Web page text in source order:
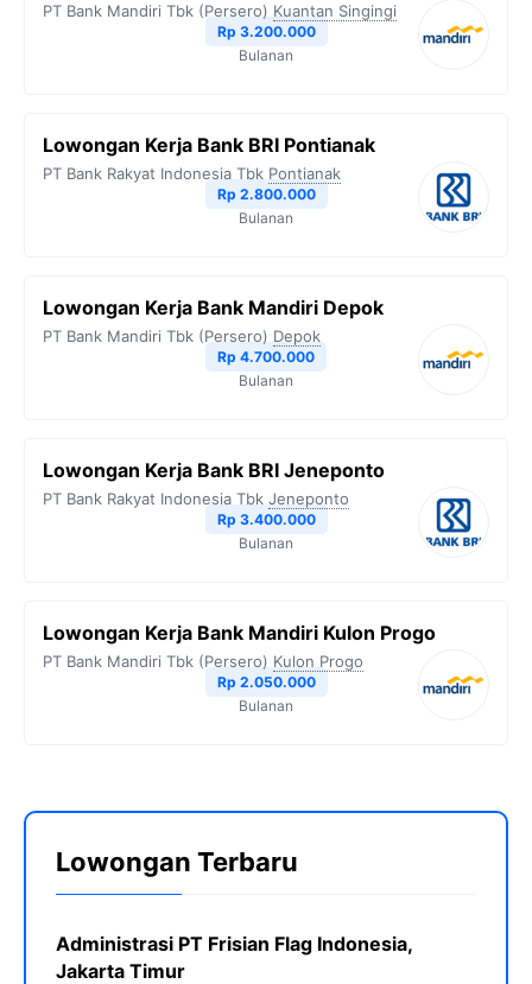
PT Bank Mandiri Tbk (Persero) Kuantan Singingi
Rp 3.200.000
Bulanan
Lowongan Kerja Bank BRI Pontianak
PT Bank Rakyat Indonesia Tbk Pontianak
Rp 2.800.000
Bulanan
Lowongan Kerja Bank Mandiri Depok
PT Bank Mandiri Tbk (Persero) Depok
Rp 4.700.000
Bulanan
Lowongan Kerja Bank BRI Jeneponto
PT Bank Rakyat Indonesia Tbk Jeneponto
Rp 3.400.000
Bulanan
Lowongan Kerja Bank Mandiri Kulon Progo
PT Bank Mandiri Tbk (Persero) Kulon Progo
Rp 2.050.000
Bulanan
Lowongan Terbaru
Administrasi PT Frisian Flag Indonesia,
Jakarta Timur